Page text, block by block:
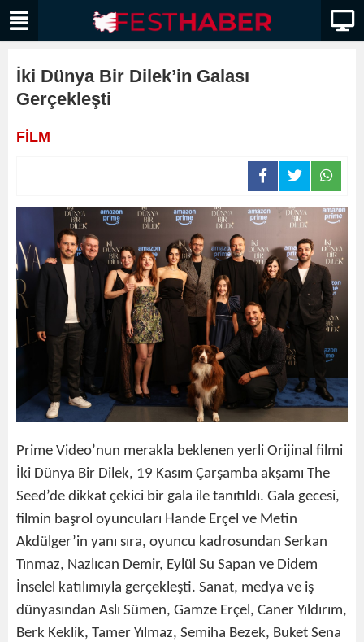
İki Dünya Bir Dilek’in Galası
Gerçekleşti
FİLM
Prime Video’nun merakla beklenen yerli Orijinal filmi
İki Dünya Bir Dilek, 19 Kasım Çarşamba akşamı The
Seed’de dikkat çekici bir gala ile tanıtıldı. Gala gecesi,
filmin başrol oyuncuları Hande Erçel ve Metin
Akdülger’in yanı sıra, oyuncu kadrosundan Serkan
Tınmaz, Nazlıcan Demir, Eylül Su Sapan ve Didem
İnselel katılımıyla gerçekleşti. Sanat, medya ve iş
dünyasından Aslı Sümen, Gamze Erçel, Caner Yıldırım,
Berk Keklik, Tamer Yılmaz, Semiha Bezek, Buket Sena